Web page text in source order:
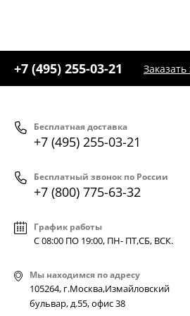
+7 (495) 255-03-21 Заказать
Бесплатная доставка
+7 (495) 255-03-21
Бесплатный звонок по России
+7 (800) 775-63-32
График работы
С 08:00 ПО 19:00, ПН- ПТ,СБ, ВСК.
Мы находимся по адресу
105264, г.Москва,Измайловский
бульвар, д.55, офис 38